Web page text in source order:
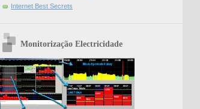
Internet Best Secrets
Monitorização Electricidade